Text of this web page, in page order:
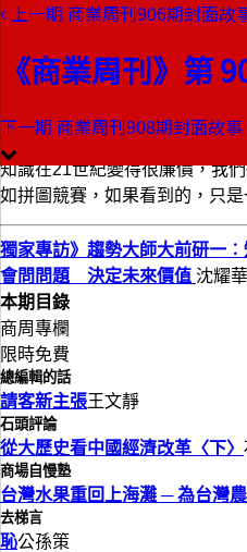
上一期 商業周刊906期封面故
《商業周刊》第
下一期 商業周刊908期封面故
本期目錄
知識碎片時代
知識在21世紀變得很廉價，我
如拼圖競賽，如果看到的，只
獨家專訪》趨勢大師大前研一
會問問題 決定未來價值 沈耀華
本期目錄
商周專欄
限時免費
總編輯的話
請客新主張王文靜
石頭評論
從大歷史看中國經濟改革〈下〉
商場自慢塾
台灣水果重回上海灘 ─ 為台灣
去梯言
恥公孫策